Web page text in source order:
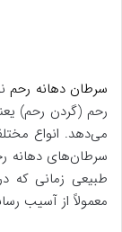
سرطان دهانه رحم
رحم (گردن رحم)
سرطان‌های دهانه
معمولاً از آسیب